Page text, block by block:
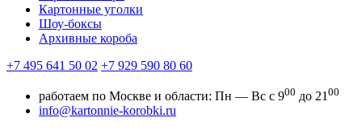
Картонные уголки
Шоу-боксы
Архивные короба
+7 495 641 50 02 +7 929 590 80 60
работаем по Москве и области: Пн — Вс с 900 до 2100
info@kartonnie-korobki.ru